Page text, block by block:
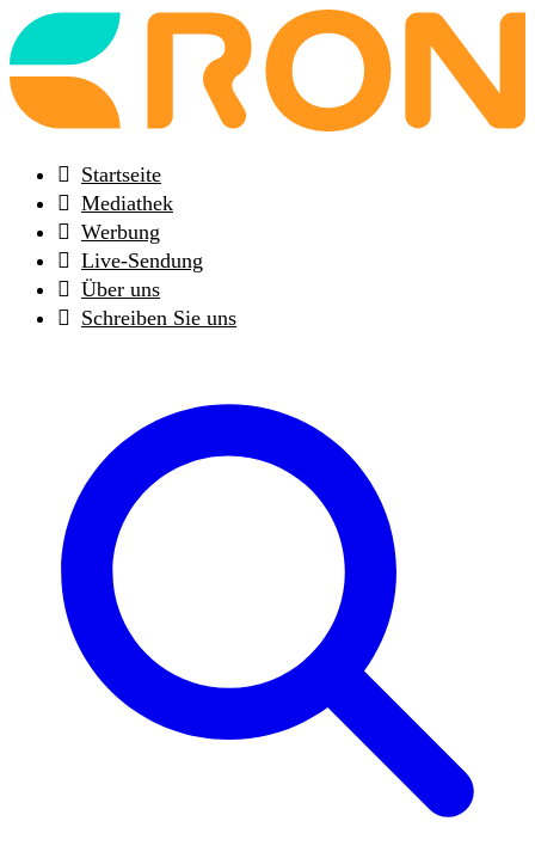
Back
to
frontpage
Startseite
Mediathek
Werbung
Live-Sendung
Über uns
Schreiben Sie uns